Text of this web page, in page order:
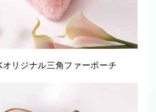
オリジナル三角ファーポーチ